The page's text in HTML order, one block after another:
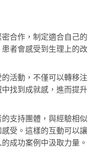
合作，制定適合自己的
者會感受到生理上的改
活動，不僅可以轉移注
找到成就感，進而提升
支持團體，與經驗相似
受。這樣的互動可以讓
成功案例中汲取力量。